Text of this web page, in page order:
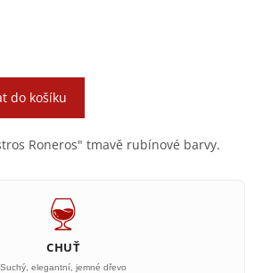
do košíku
Roneros" tmavě rubínové barvy.
CHUŤ
Suchý, elegantní, jemné dřevo